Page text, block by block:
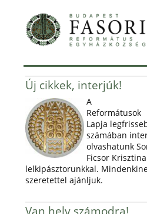
Új cikkek, interjúk!
A
Reformátusok
Lapja
számában
olvashatunk
Ficsor Krisztina
lelkipásztorunkkal.
szeretettel ajánljuk.
Van hely számodra!